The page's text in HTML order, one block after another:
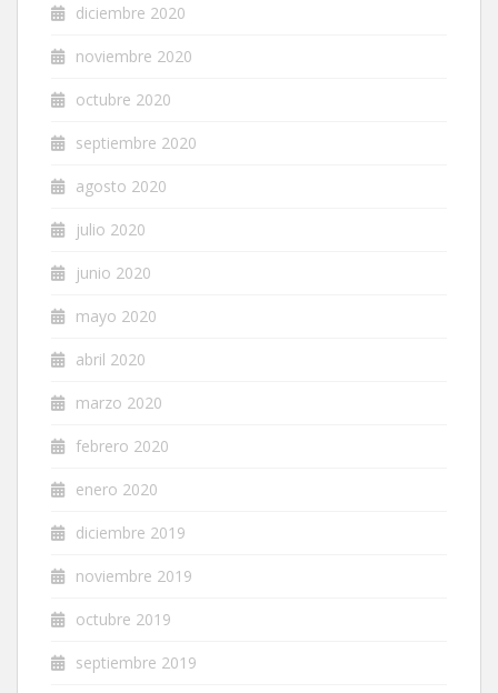
diciembre 2020
noviembre 2020
octubre 2020
septiembre 2020
agosto 2020
julio 2020
junio 2020
mayo 2020
abril 2020
marzo 2020
febrero 2020
enero 2020
diciembre 2019
noviembre 2019
octubre 2019
septiembre 2019